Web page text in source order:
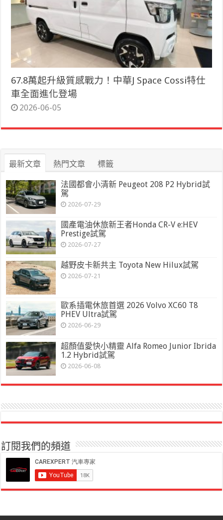
67.8萬起升級質感戰力！中華J Space Cossi特仕
車全面進化登場
2026-06-05
最新文章 熱門文章 標籤
法國都會小清新 Peugeot 208 P2 Hybrid試
駕
2026-07-29
國產電油休旅新王者Honda CR-V e:HEV
Prestige試駕
2026-07-27
越野皮卡新共主 Toyota New Hilux試駕
2026-07-21
歐系插電休旅首選 2026 Volvo XC60 T8
PHEV Ultra試駕
2026-06-29
超顏值愛快小精靈 Alfa Romeo Junior Ibrida
1.2 Hybrid試駕
2026-06-08
訂閱我們的頻道